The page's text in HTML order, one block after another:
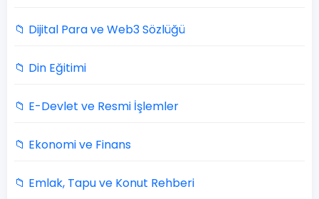
📁 Dijital Para ve Web3 Sözlüğü
📁 Din Eğitimi
📁 E-Devlet ve Resmi İşlemler
📁 Ekonomi ve Finans
📁 Emlak, Tapu ve Konut Rehberi